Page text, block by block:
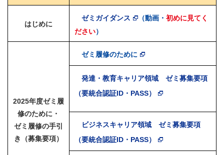
はじめに
ゼミガイダンス （動画 ・ 初めに見てく
ださい）
2025年度ゼミ履
修のために・
ゼミ履修の手引
き（募集要項）
ゼミ履修のために
発達・教育キャリア領域 ゼミ募集要項
（要統合認証ID・PASS）
ビジネスキャリア領域 ゼミ募集要項
（要統合認証ID・PASS）